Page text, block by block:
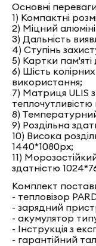
Основні
1) Компактні
2) Міцний
3) Дальність
4) Ступінь
5) Картки пам'яті
6) Шість колірних
використання;
7) Матриця ULIS з
8)
9) Роздільна
10) Висока
1440*1080px;
11)
здатністю
Комплект
- тепловізор
- зарядний
- акумулятор
- Інструкція з
- гарантійний